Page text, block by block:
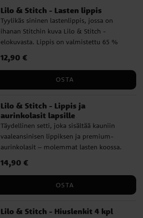
keskuudessa.
Lilo & Stitch - Lasten lippis
Tyylikäs sininen lastenlippis, jossa on
ihanan Stitchin kuva Lilo & Stitch -
elokuvasta. Lippis on valmistettu 65 %
Lippiksessä on 53 cm ympärysmitta ja se
yleensä noin 4–6-vuotiaille lapsille.
Hinta: 12,90 €
12,90 €
OSTA
Lilo & Stitch - Lippis ja
aurinkolasit lapsille
Täydellinen setti, joka sisältää kauniin
vaaleansinisen lippiksen ja premium-
aurinkolasit – molemmat lasten koossa.
sarjasta Lilo & Stitch. Lippiksessä on 53
takaa, joten se sopii yleensä noin 4–6-
laboratoriossa ja ne täyttävät vaatimukset:
Hinta: 14,90 €
14,90 €
OSTA
Lilo & Stitch - Hiuslenkit 4 kpl